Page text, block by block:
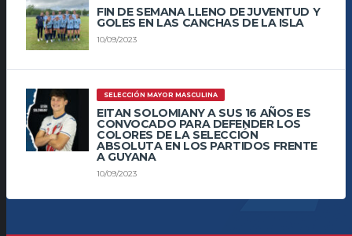
FIN DE SEMANA LLENO DE JUVENTUD Y
GOLES EN LAS CANCHAS DE LA ISLA
10/09/2023
SELECCIÓN MAYOR MASCULINA
EITAN SOLOMIANY A SUS 16 AÑOS ES
CONVOCADO PARA DEFENDER LOS
COLORES DE LA SELECCIÓN
ABSOLUTA EN LOS PARTIDOS FRENTE
A GUYANA
10/09/2023